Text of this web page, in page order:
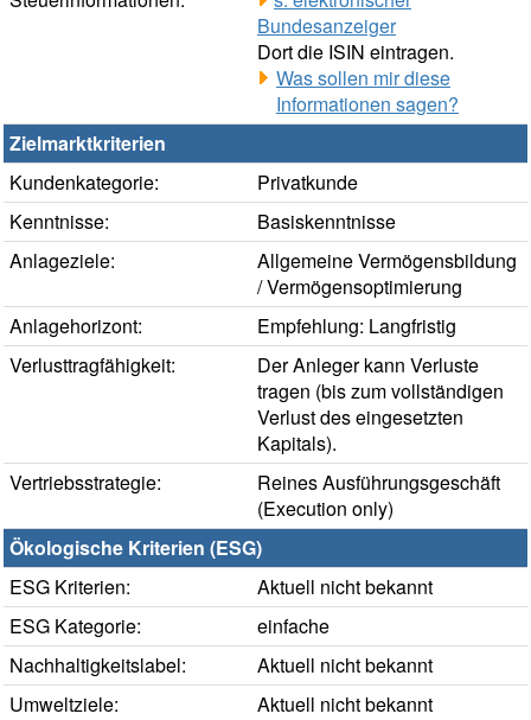
Bundesanzeiger
Dort die ISIN eintragen.
Was sollen mir diese
Informationen sagen?
Zielmarktkriterien
Kundenkategorie:
Privatkunde
Kenntnisse:
Basiskenntnisse
Anlageziele:
Allgemeine Vermögensbildung
/ Vermögensoptimierung
Anlagehorizont:
Empfehlung: Langfristig
Verlusttragfähigkeit:
Der Anleger kann Verluste
tragen (bis zum vollständigen
Verlust des eingesetzten
Kapitals).
Vertriebsstrategie:
Reines Ausführungsgeschäft
(Execution only)
Ökologische Kriterien (ESG)
ESG Kriterien:
Aktuell nicht bekannt
ESG Kategorie:
einfache
Nachhaltigkeitslabel:
Aktuell nicht bekannt
Umweltziele:
Aktuell nicht bekannt